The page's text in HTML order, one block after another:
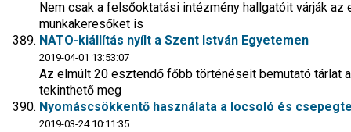
Nem csak a felsőoktatási intézmény hallgatóit várják az
munkakeresőket is
NATO-kiállítás nyílt a Szent István Egyetemen
2019-04-01 13:53:07
Az elmúlt 20 esztendő főbb történéseit bemutató tárlat
tekinthető meg
Nyomáscsökkentő használata a locsoló és
2019-03-24 10:11:35